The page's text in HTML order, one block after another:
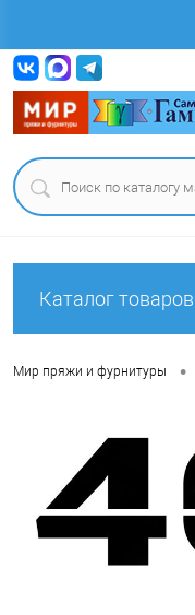
Каталог товаров
Мир пряжи и фурнитуры •